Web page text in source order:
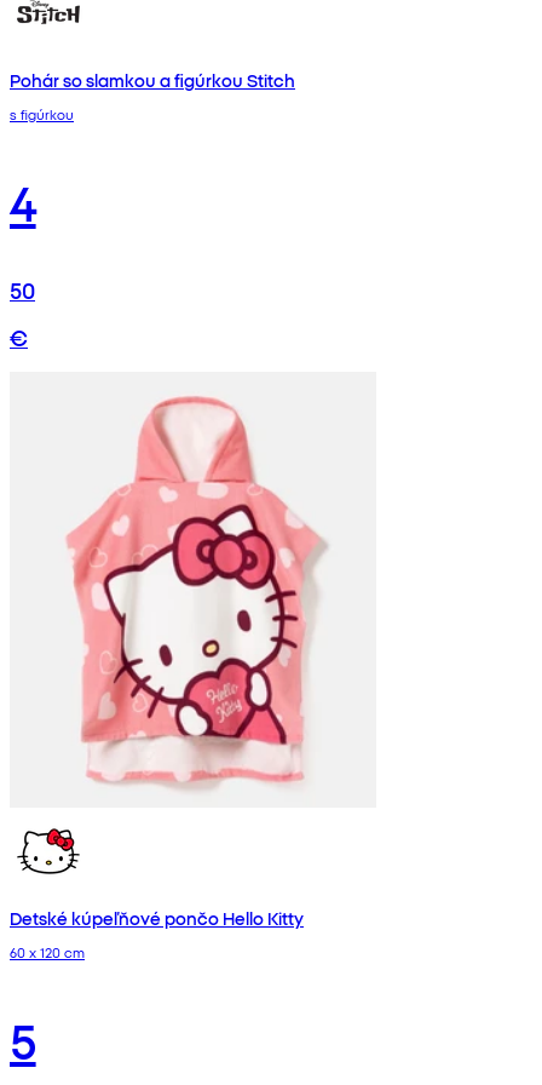
Pohár so slamkou a figúrkou Stitch
s figúrkou
4
50
€
Detské kúpeľňové pončo Hello Kitty
60 x 120 cm
5